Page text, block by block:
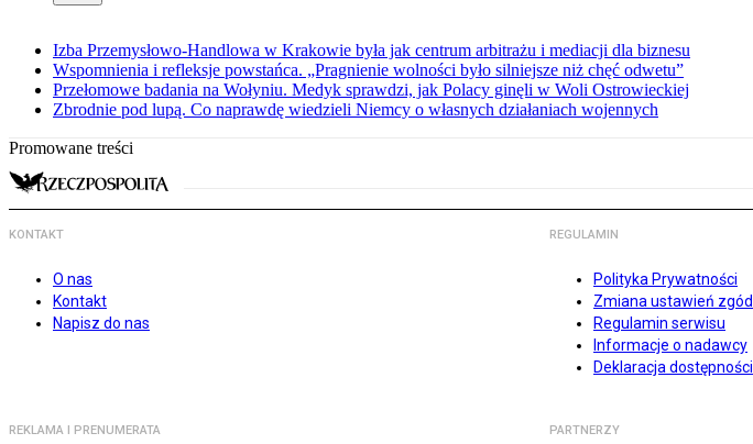
Izba Przemysłowo-Handlowa w Krakowie była jak centrum arbitrażu i mediacji dla biznesu
Wspomnienia i refleksje powstańca. „Pragnienie wolności było silniejsze niż chęć odwetu”
Przełomowe badania na Wołyniu. Medyk sprawdzi, jak Polacy ginęli w Woli Ostrowieckiej
Zbrodnie pod lupą. Co naprawdę wiedzieli Niemcy o własnych działaniach wojennych
Promowane treści
KONTAKT
O nas
Kontakt
Napisz do nas
REGULAMIN
Polityka Prywatności
Zmiana ustawień zgód
Regulamin serwisu
Informacje o nadawcy
Deklaracja dostępności
REKLAMA I PRENUMERATA PARTNERZY